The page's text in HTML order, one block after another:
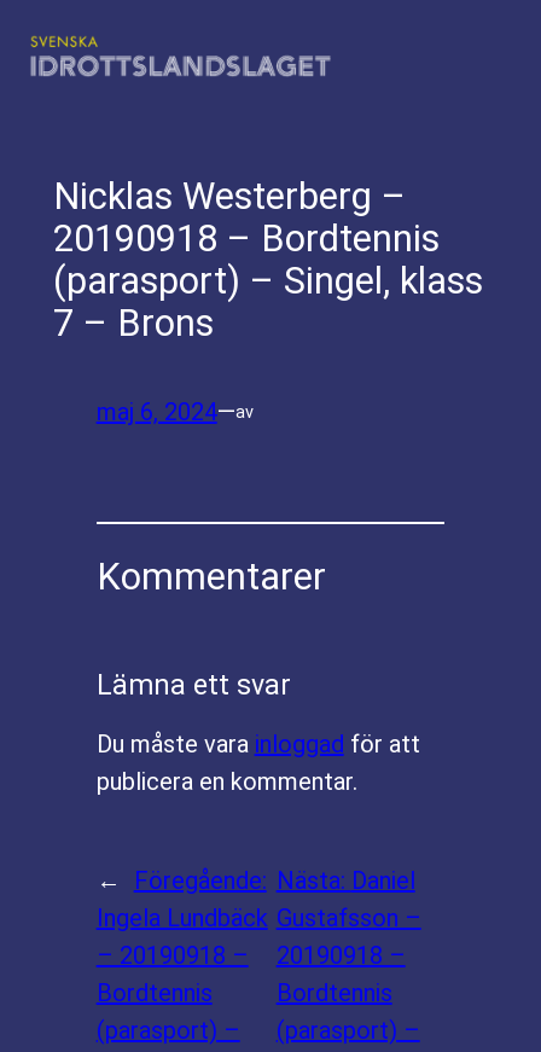
till
Nicklas Westerberg –
20190918 – Bordtennis
(parasport) – Singel, klass
7 – Brons
maj 6, 2024—av
Kommentarer
Lämna ett svar
Du måste vara inloggad för att
publicera en kommentar.
←
Föregående:
Ingela Lundbäck
– 20190918 –
Bordtennis
(parasport) –
Nästa: Daniel
Gustafsson –
20190918 –
Bordtennis
(parasport) –